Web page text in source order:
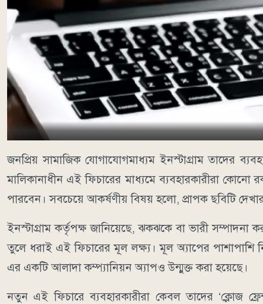
জনপ্রিয় সামাজিক যোগাযোগমাধ্যম ইনস্টাগ্রাম তাদের
মালিকানাধীন এই ফিচারের মাধ্যমে ব্যবহারকারীরা কোনো
পারবেন। সবচেয়ে আকর্ষণীয় বিষয় হলো, প্রাপক ছবিটি
ইনস্টাগ্রাম কর্তৃপক্ষ জানিয়েছে, ঝকঝকে বা ভারী সম্পাদনা
তুলে ধরাই এই ফিচারের মূল লক্ষ্য। মূল অ্যাপের পাশাপাশি
এর একটি আলাদা কম্প্যানিয়ন অ্যাপও উন্মুক্ত করা হয়েছে।
নতুন এই ফিচারে ব্যবহারকারীরা কেবল তাদের ‘ক্লোজ